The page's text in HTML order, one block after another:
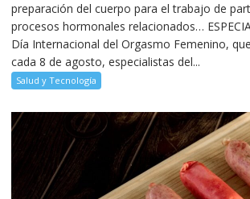
preparación del cuerpo para el trabajo de
procesos hormonales relacionados…
Día Internacional del Orgasmo Femenino,
cada 8 de agosto, especialistas del...
Salud y Tecnología